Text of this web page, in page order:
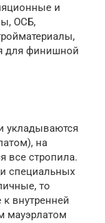
и
ОСБ,
для финишной
укладываются
на
все стропила.
специальных
то
к внутренней
мауэрлатом